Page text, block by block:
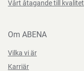
Vårt åtagande till kvalitet
Om ABENA
Vilka vi är
Karriär